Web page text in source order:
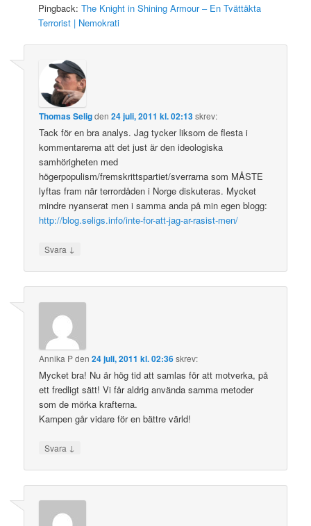
Pingback:The Knight in Shining Armour – En Tvättäkta
Terrorist | Nemokrati
Thomas Seligden24 juli, 2011 kl. 02:13skrev:
Tack för en bra analys. Jag tycker liksom de flesta i
kommentarerna att det just är den ideologiska
samhörigheten med
högerpopulism/fremskrittspartiet/sverrarna som MÅSTE
lyftas fram när terrordåden i Norge diskuteras. Mycket
mindre nyanserat men i samma anda på min egen blogg:
http://blog.seligs.info/inte-for-att-jag-ar-rasist-men/
Svara ↓
Annika Pden24 juli, 2011 kl. 02:36skrev:
Mycket bra! Nu är hög tid att samlas för att motverka, på
ett fredligt sätt! Vi får aldrig använda samma metoder
som de mörka krafterna.
Kampen går vidare för en bättre värld!
Svara ↓